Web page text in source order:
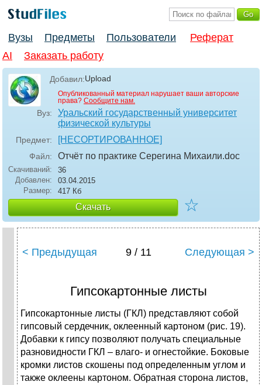
Вузы Предметы Пользователи
Реферат
AI
Заказать работу
Добавил:Upload
Опубликованный материал нарушает ваши авторские
права? Сообщите нам.
Вуз:
Уральский государственный университет
физической культуры
Предмет: [НЕСОРТИРОВАННОЕ]
Файл: Отчёт по практике Серегина Михаили.doc
Скачиваний:
36
Добавлен:
03.04.2015
Размер:
417 Кб
Скачать ☆
< Предыдущая 9 / 11 Следующая >
Гипсокартонные листы
Гипсокартонные листы (ГКЛ) представляют собой
гипсовый сердечник, оклеенный картоном (рис. 19).
Добавки к гипсу позволяют получать специальные
разновидности ГКЛ – влаго- и огнестойкие. Боковые
кромки листов скошены под определенным углом и
также оклеены картоном. Обратная сторона листов,